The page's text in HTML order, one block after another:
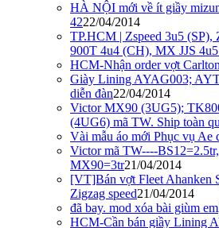
HÀ NỘI mới về ít giầy
4222/04/2014
TP.HCM | Zspeed 3u5 (SP),
900T 4u4 (CH), MX JJS
HCM-Nhận order vợt Carlton
Giày Lining AYAG003;
diễn đàn22/04/2014
Victor MX90 (3UG5);
(4UG6) mã TW. Ship toàn
Vài mẫu áo mới Phục vụ Ae
Victor mã TW----
MX90=3tr21/04/2014
[VT]Bán vợt Fleet Ahanken
Zigzag speed21/04/2014
đã bay. mod xóa bài giùm em
HCM-Cần bán giầy Lining